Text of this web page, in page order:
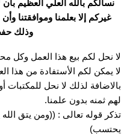
نسألكم بالله العلي العظيم بأن
غيركم إلا بعلمنا وموافقتنا
وذلك
لا نحل لكم بيع هذا العمل وكل
لا يمكن لكم الأستفادة من هذا
بالاضافة لذلك لا نحل
لهم ثمنه بدون علمنا.
تذكر قوله تعالى : ((ومن يتق
يحتسب)